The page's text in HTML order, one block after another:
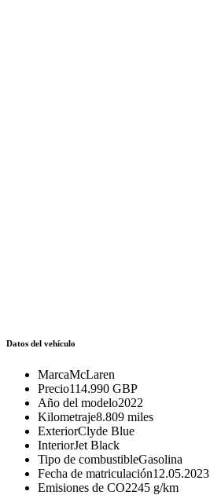
Datos del vehículo
MarcaMcLaren
Precio114.990 GBP
Año del modelo2022
Kilometraje8.809 miles
ExteriorClyde Blue
InteriorJet Black
Tipo de combustibleGasolina
Fecha de matriculación12.05.2023
Emisiones de CO2245 g/km